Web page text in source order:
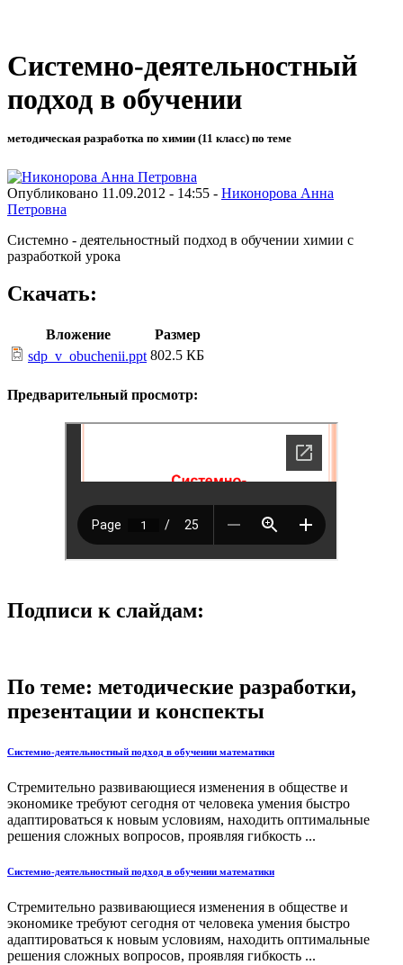
Системно-деятельностный
подход в обучении
методическая разработка по химии (11 класс) по теме
Опубликовано 11.09.2012 - 14:55 - Никонорова Анна
Петровна
Системно - деятельностный подход в обучении химии с
разработкой урока
Скачать:
Вложение
Размер
sdp_v_obuchenii.ppt 802.5 КБ
Предварительный просмотр:
Подписи к слайдам:
По теме: методические разработки,
презентации и конспекты
Системно-деятельностный подход в обучении математики
Стремительно развивающиеся изменения в обществе и
экономике требуют сегодня от человека умения быстро
адаптироваться к новым условиям, находить оптимальные
решения сложных вопросов, проявляя гибкость ...
Системно-деятельностный подход в обучении математики
Стремительно развивающиеся изменения в обществе и
экономике требуют сегодня от человека умения быстро
адаптироваться к новым условиям, находить оптимальные
решения сложных вопросов, проявляя гибкость ...